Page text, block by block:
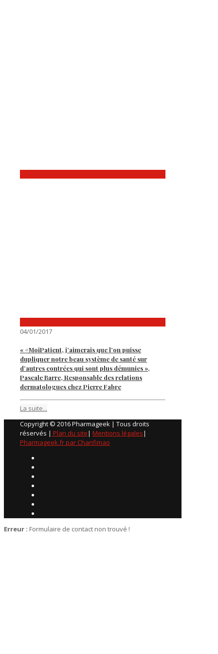
04/01/2017
« #MoiPatient, j’aimerais que l’on puisse
dupliquer notre beau système de santé sur
d’autres contrées qui sont plus démunies »,
Pascale Barre, Responsable des relations
dermatologues chez Pierre Fabre
La suite...
Copyright © 2016 Pharmageek | Tous droits
réservés | Plan du site| Mentions légales|
Pharmageek.fr par Chanfimao
Erreur : Formulaire de contact non trouvé !